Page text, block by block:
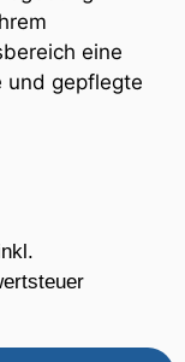
eine
und gepflegte